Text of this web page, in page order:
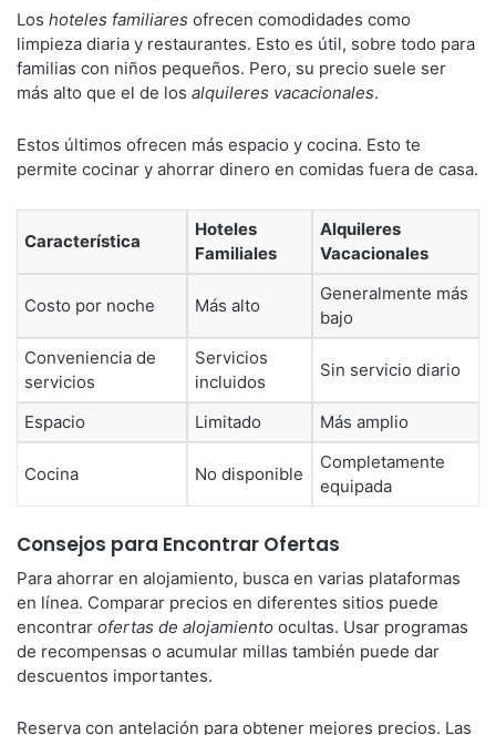
Los hoteles familiares ofrecen comodidades como
limpieza diaria y restaurantes. Esto es útil, sobre todo para
familias con niños pequeños. Pero, su precio suele ser
más alto que el de los alquileres vacacionales.
Estos últimos ofrecen más espacio y cocina. Esto te
permite cocinar y ahorrar dinero en comidas fuera de casa.
Característica
Hoteles
Familiales
Alquileres
Vacacionales
Costo por noche Más alto
Generalmente más
bajo
Conveniencia de
servicios
Servicios
incluidos
Sin servicio diario
Espacio Limitado Más amplio
Cocina No disponible
Completamente
equipada
Consejos para Encontrar Ofertas
Para ahorrar en alojamiento, busca en varias plataformas
en línea. Comparar precios en diferentes sitios puede
encontrar ofertas de alojamiento ocultas. Usar programas
de recompensas o acumular millas también puede dar
descuentos importantes.
Reserva con antelación para obtener mejores precios. Las